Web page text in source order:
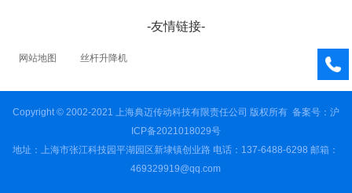
-友情链接-
网站地图 丝杆升降机
Copyright © 2002-2021 上海典迈传动科技有限责任公司 版权所有 备案号：沪
ICP备2021018029号
地址：上海市张江科技园平湖园区新埭镇创业路 电话：137-6488-6298 邮箱：
469329919@qq.com